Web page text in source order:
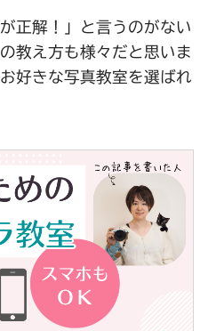
正解！」と言うのがない
教え方も様々だと思いま
好きな写真教室を選ばれ